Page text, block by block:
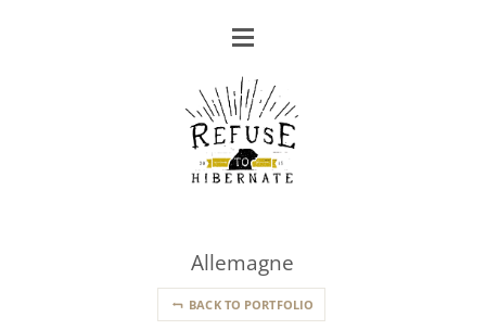
Allemagne
BACK TO PORTFOLIO